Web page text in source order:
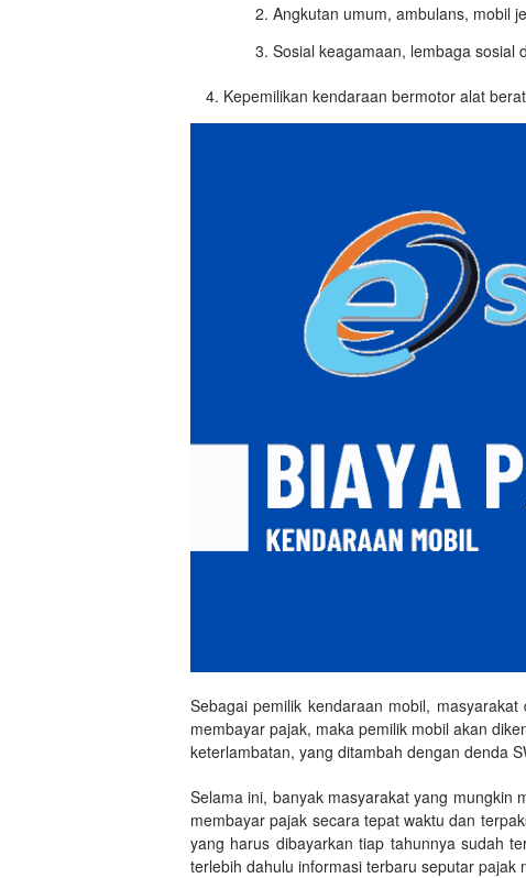
Angkutan umum, ambulans, mobil
Sosial keagamaan, lembaga sosial
Kepemilikan kendaraan bermotor alat
Sebagai pemilik kendaraan mobil,
membayar pajak, maka pemilik mobil akan
keterlambatan, yang ditambah dengan denda
Selama ini, banyak masyarakat yang mungkin
membayar pajak secara tepat waktu dan
yang harus dibayarkan tiap tahunnya sudah
terlebih dahulu informasi terbaru seputar pajak